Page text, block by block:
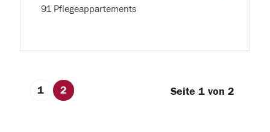
91 Pflegeappartements
Seite 1 von 2
1 2